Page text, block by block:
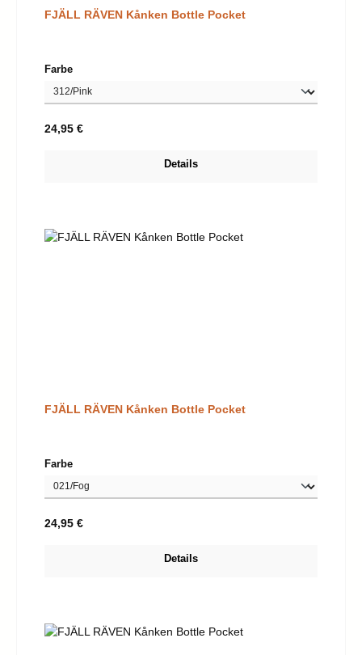
FJÄLL RÄVEN Kånken Bottle Pocket
Farbeauswählen
Regulärer Preis:
24,95 €
Details
FJÄLL RÄVEN Kånken Bottle Pocket
Farbeauswählen
Regulärer Preis:
24,95 €
Details